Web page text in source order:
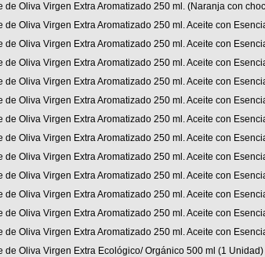
de Oliva Virgen Extra Aromatizado 250 ml. (Naranja con
de Oliva Virgen Extra Aromatizado 250 ml. Aceite con
de Oliva Virgen Extra Aromatizado 250 ml. Aceite con
de Oliva Virgen Extra Aromatizado 250 ml. Aceite con
de Oliva Virgen Extra Aromatizado 250 ml. Aceite con
de Oliva Virgen Extra Aromatizado 250 ml. Aceite con
de Oliva Virgen Extra Aromatizado 250 ml. Aceite con
de Oliva Virgen Extra Aromatizado 250 ml. Aceite con
de Oliva Virgen Extra Aromatizado 250 ml. Aceite con
de Oliva Virgen Extra Aromatizado 250 ml. Aceite con
de Oliva Virgen Extra Aromatizado 250 ml. Aceite con
de Oliva Virgen Extra Aromatizado 250 ml. Aceite con
de Oliva Virgen Extra Aromatizado 250 ml. Aceite con
de Oliva Virgen Extra Ecológico/ Orgánico 500 ml (1 Unidad)